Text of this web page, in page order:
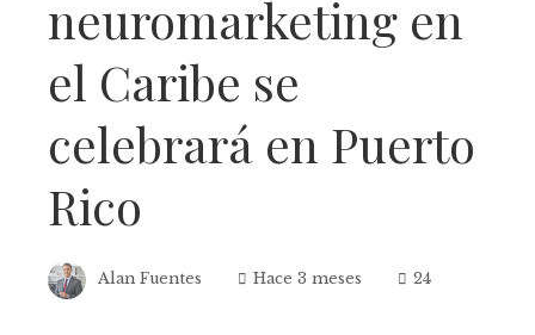
neuromarketing en
el Caribe se
celebrará en Puerto
Rico
Alan Fuentes Hace 3 meses 24